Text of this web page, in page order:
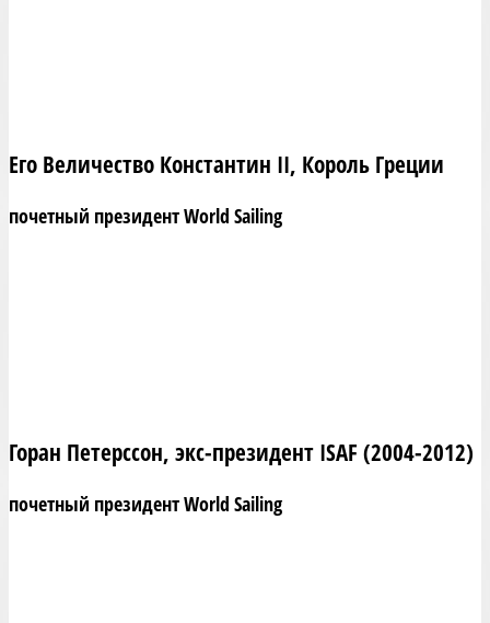
Его Величество Константин II, Король Греции
почетный президент World Sailing
Горан Петерссон, экс-президент ISAF (2004-2012)
почетный президент World Sailing